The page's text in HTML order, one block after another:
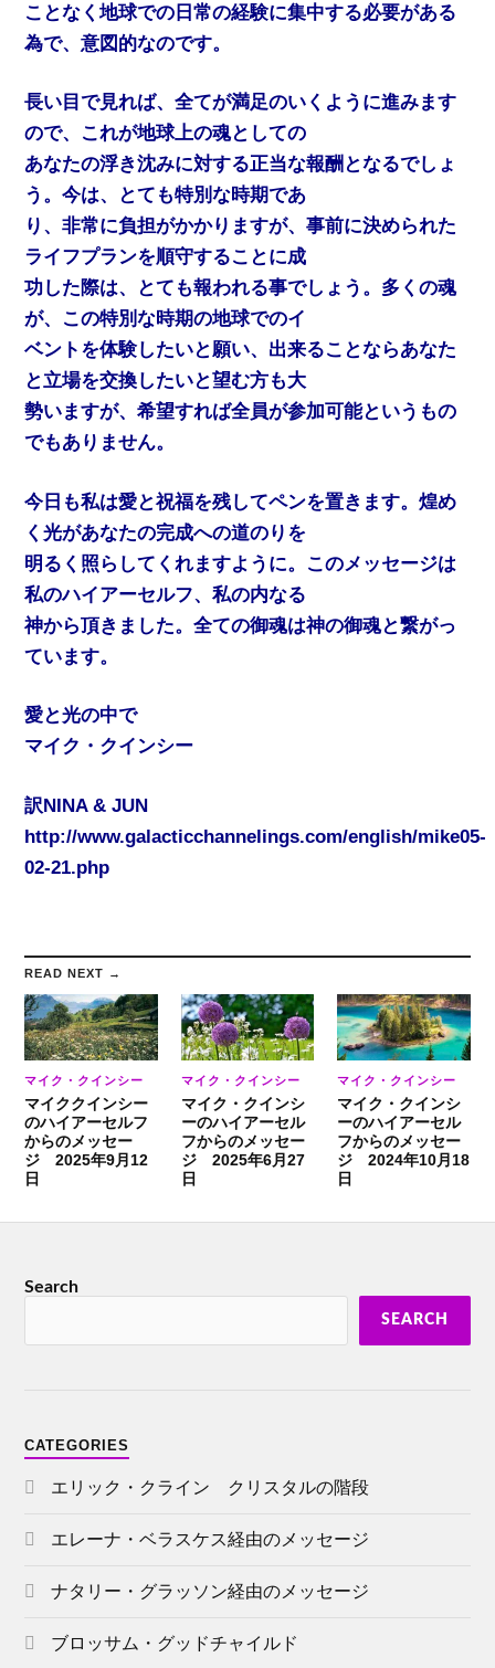
ことなく地球での日常の経験に集中する必要がある
為で、意図的なのです。
長い目で見れば、全てが満足のいくように進みます
ので、これが地球上の魂としての
あなたの浮き沈みに対する正当な報酬となるでしょ
う。今は、とても特別な時期であ
り、非常に負担がかかりますが、事前に決められた
ライフプランを順守することに成
功した際は、とても報われる事でしょう。多くの魂
が、この特別な時期の地球でのイ
ベントを体験したいと願い、出来ることならあなた
と立場を交換したいと望む方も大
勢いますが、希望すれば全員が参加可能というもの
でもありません。
今日も私は愛と祝福を残してペンを置きます。煌め
く光があなたの完成への道のりを
明るく照らしてくれますように。このメッセージは
私のハイアーセルフ、私の内なる
神から頂きました。全ての御魂は神の御魂と繋がっ
ています。
愛と光の中で
マイク・クインシー
訳NINA & JUN
http://www.galacticchannelings.com/english/mike05-
02-21.php
READ NEXT →
マイク・クインシー
マイククインシー
のハイアーセルフ
からのメッセー
ジ 2025年9月12
日
マイク・クインシー
マイク・クインシ
ーのハイアーセル
フからのメッセー
ジ 2025年6月27
日
マイク・クインシー
マイク・クインシ
ーのハイアーセル
フからのメッセー
ジ 2024年10月18
日
Search
SEARCH
CATEGORIES
エリック・クライン クリスタルの階段
エレーナ・ベラスケス経由のメッセージ
ナタリー・グラッソン経由のメッセージ
ブロッサム・グッドチャイルド